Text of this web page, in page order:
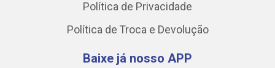
Política de Privacidade
Política de Troca e Devolução
Baixe já nosso APP